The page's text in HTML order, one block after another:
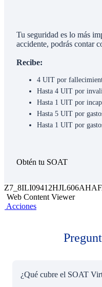
Tu seguridad es lo más
accidente, podrás contar
Recibe:
4 UIT por
Hasta 4 UIT por
Hasta 1 UIT por
Hasta 5 UIT por
Hasta 1 UIT por
Obtén tu SOAT
Web Content Viewer
Acciones
¿Qué cubre el SOAT